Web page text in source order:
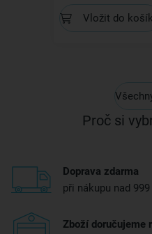
Vložit do
Proč si
Doprava zdarma
při nákupu nad 999
Zboží doručujeme